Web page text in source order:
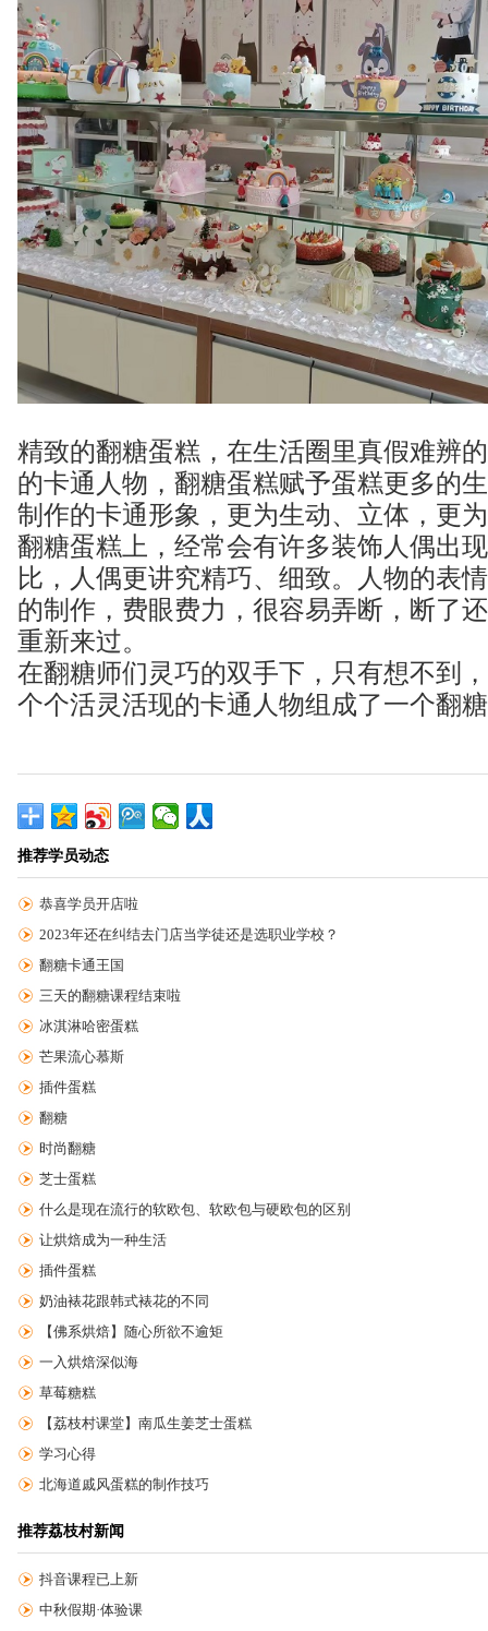
精致的翻糖蛋糕，在生活圈里真假难辨
的卡通人物，翻糖蛋糕赋予蛋糕更多的
制作的卡通形象，更为生动、立体，更
翻糖蛋糕上，经常会有许多装饰人偶出
比，人偶更讲究精巧、细致。人物的表
的制作，费眼费力，很容易弄断，断了
重新来过。
在翻糖师们灵巧的双手下，只有想不到
个个活灵活现的卡通人物组成了一个翻
推荐学员动态
恭喜学员开店啦
2023年还在纠结去门店当学徒还是选职业学校？
翻糖卡通王国
三天的翻糖课程结束啦
冰淇淋哈密蛋糕
芒果流心慕斯
插件蛋糕
翻糖
时尚翻糖
芝士蛋糕
什么是现在流行的软欧包、软欧包与硬欧包的区别
让烘焙成为一种生活
插件蛋糕
奶油裱花跟韩式裱花的不同
【佛系烘焙】随心所欲不逾矩
一入烘焙深似海
草莓糖糕
【荔枝村课堂】南瓜生姜芝士蛋糕
学习心得
北海道戚风蛋糕的制作技巧
推荐荔枝村新闻
抖音课程已上新
中秋假期·体验课